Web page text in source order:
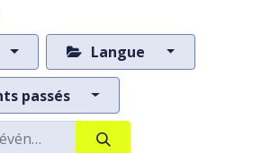
Langue
passés